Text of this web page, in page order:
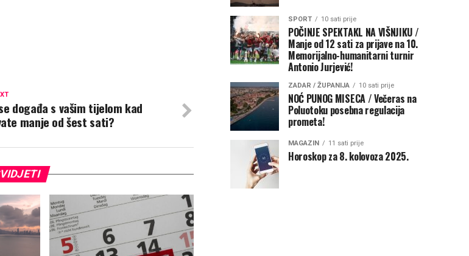
događa s vašim tijelom kad
manje od šest sati?
SPORT 10 sati prije
POČINJE SPEKTAKL NA VIŠNJIKU /
Manje od 12 sati za prijave na 10.
Memorijalno-humanitarni turnir
Antonio Jurjević!
ZADAR / ŽUPANIJA 10 sati prije
NOĆ PUNOG MISECA / Večeras na
Poluotoku posebna regulacija
prometa!
MAGAZIN 11 sati prije
Horoskop za 8. kolovoza 2025.